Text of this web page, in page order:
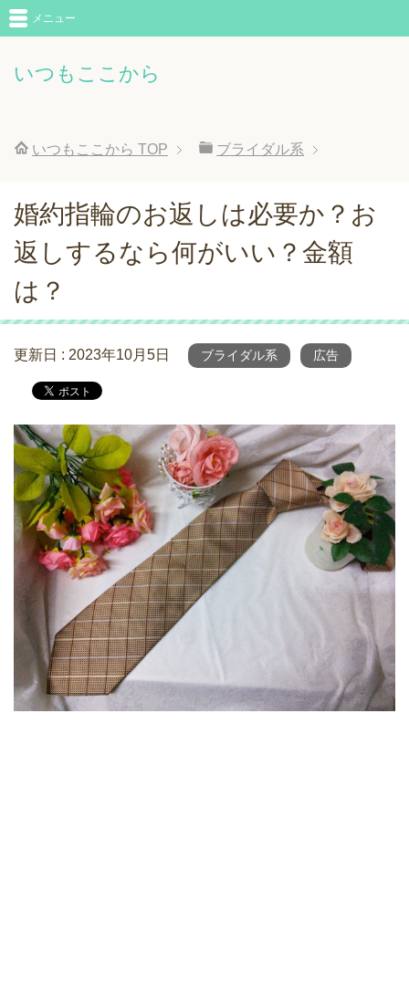
いつもここから
メニュー
いつもここから TOP ブライダル系
婚約指輪のお返しは必要か？お
返しするなら何がいい？金額
は？
更新日 : 2023年10月5日 ブライダル系 広告